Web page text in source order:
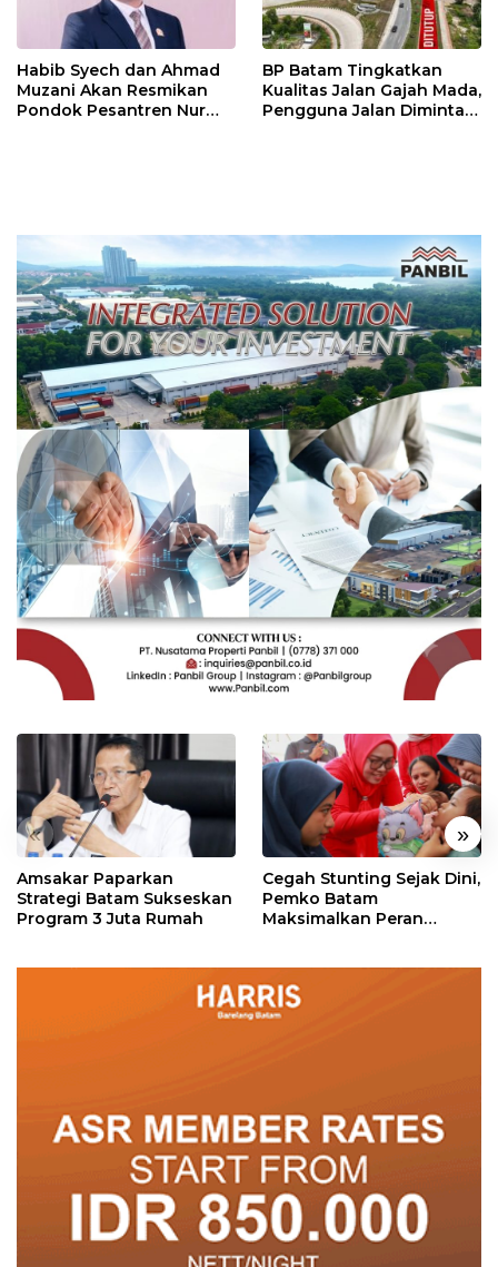
Habib Syech dan Ahmad
Muzani Akan Resmikan
Pondok Pesantren Nur
BP Batam Tingkatkan
Kualitas Jalan Gajah Mada,
Pengguna Jalan Diminta
« »
Amsakar Paparkan
Strategi Batam Sukseskan
Program 3 Juta Rumah
Cegah Stunting Sejak Dini,
Pemko Batam
Maksimalkan Peran